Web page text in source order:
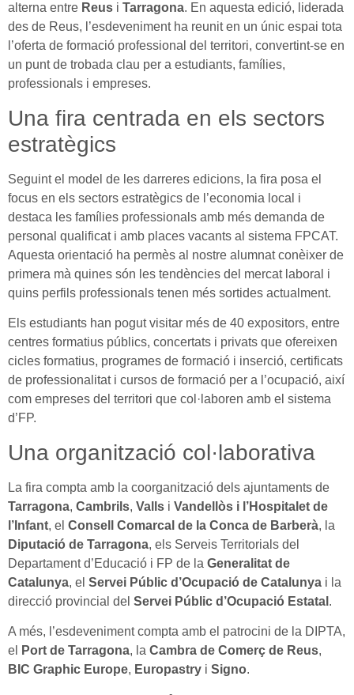
alterna entre Reus i Tarragona. En aquesta edició, liderada
des de Reus, l’esdeveniment ha reunit en un únic espai tota
l’oferta de formació professional del territori, convertint-se en
un punt de trobada clau per a estudiants, famílies,
professionals i empreses.
Una fira centrada en els sectors
estratègics
Seguint el model de les darreres edicions, la fira posa el
focus en els sectors estratègics de l’economia local i
destaca les famílies professionals amb més demanda de
personal qualificat i amb places vacants al sistema FPCAT.
Aquesta orientació ha permès al nostre alumnat conèixer de
primera mà quines són les tendències del mercat laboral i
quins perfils professionals tenen més sortides actualment.
Els estudiants han pogut visitar més de 40 expositors, entre
centres formatius públics, concertats i privats que ofereixen
cicles formatius, programes de formació i inserció, certificats
de professionalitat i cursos de formació per a l’ocupació, així
com empreses del territori que col·laboren amb el sistema
d’FP.
Una organització col·laborativa
La fira compta amb la coorganització dels ajuntaments de
Tarragona, Cambrils, Valls i Vandellòs i l’Hospitalet de
l’Infant, el Consell Comarcal de la Conca de Barberà, la
Diputació de Tarragona, els Serveis Territorials del
Departament d’Educació i FP de la Generalitat de
Catalunya, el Servei Públic d’Ocupació de Catalunya i la
direcció provincial del Servei Públic d’Ocupació Estatal .
A més, l’esdeveniment compta amb el patrocini de la DIPTA,
el
Port de Tarragona, la Cambra de Comerç de Reus,
BIC Graphic Europe, Europastry i Signo.